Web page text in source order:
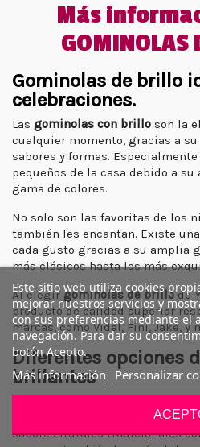
Más
GOMINOLAS
Gominolas de brillo
celebraciones.
Las gominolas con brillo son la
cualquier momento, gracias a
sabores y formas.
pequeños de la casa debido a
gama de colores.
No solo son las favoritas de los
también les encantan. Existe
cada gusto gracias a su amplia
más clásicos hasta los más
Al elegir gominolas de brillode
producto de calidad superior
marcas, como Vidal, Fini, Jake, y
Diferentes opciones
brillantes
gominolas luminosas para
sabores frutales tradicionales
Este sitio web utiliza cookies
mejorar nuestros servicios y
con sus preferencias mediante el
navegación. Para dar su
botón Acepto.
Más información Personalizar